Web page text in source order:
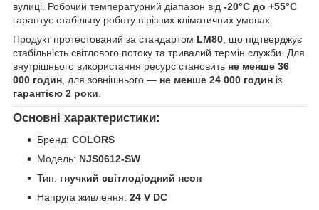
вулиці. Робочий температурний діапазон від -20°C до +55°C
гарантує стабільну роботу в різних кліматичних умовах.
Продукт протестований за стандартом LM80, що підтверджує
стабільність світлового потоку та тривалий термін служби. Для
внутрішнього використання ресурс становить не менше 36
000 годин, для зовнішнього — не менше 24 000 годин із
гарантією 2 роки.
Основні характеристики:
Бренд: COLORS
Модель: NJS0612-SW
Тип: гнучкий світлодіодний неон
Напруга живлення: 24 V DC